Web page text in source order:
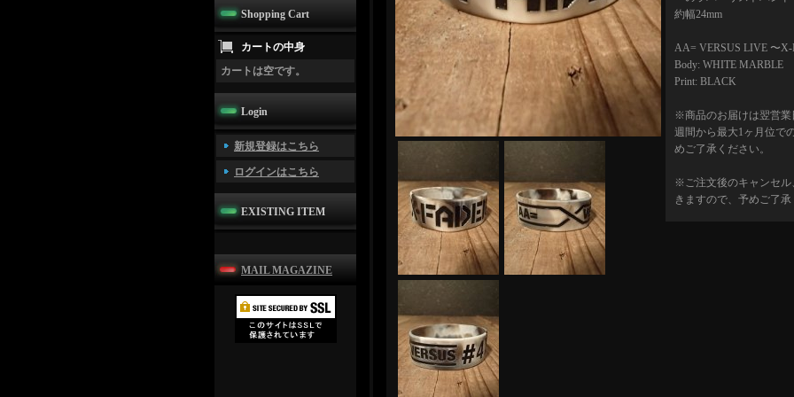
Shopping Cart
カートの中身
カートは空です。
Login
新規登録はこちら
ログインはこちら
EXISTING ITEM
MAIL MAGAZINE
約幅24mm
AA= VERSUS LIVE 〜
Body: WHITE MARBLE
Print: BLACK
※商品のお届けは翌営業
週間から最大1ヶ月位で
めご了承ください。
※ご注文後のキャンセル
きますので、予めご了